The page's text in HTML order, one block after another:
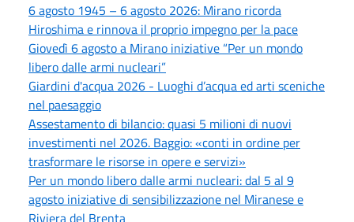
6 agosto 1945 – 6 agosto 2026: Mirano ricorda
Hiroshima e rinnova il proprio impegno per la pace
Giovedì 6 agosto a Mirano iniziative “Per un mondo
libero dalle armi nucleari”
Giardini d'acqua 2026 - Luoghi d’acqua ed arti sceniche
nel paesaggio
Assestamento di bilancio: quasi 5 milioni di nuovi
investimenti nel 2026. Baggio: «conti in ordine per
trasformare le risorse in opere e servizi»
Per un mondo libero dalle armi nucleari: dal 5 al 9
agosto iniziative di sensibilizzazione nel Miranese e